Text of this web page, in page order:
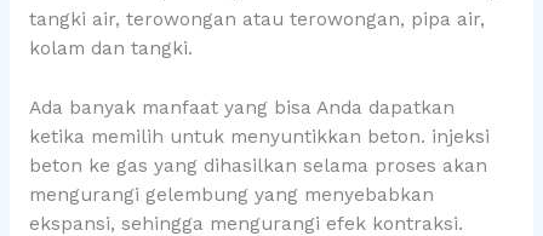
tangki air, terowongan atau terowongan, pipa air,
kolam dan tangki.
Ada banyak manfaat yang bisa Anda dapatkan
ketika memilih untuk menyuntikkan beton. injeksi
beton ke gas yang dihasilkan selama proses akan
mengurangi gelembung yang menyebabkan
ekspansi, sehingga mengurangi efek kontraksi.